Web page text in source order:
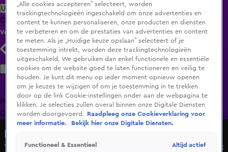
Uitzending Gemist Populaire programma's Zenders Genres
ClipsFilmsRadioSmart TV inlogShop
Volg KIJK
Zoeken
HomeUitzending Gemist Programma's De Bondgenoten
OranjezomerLivestreamsShop
Verdwaalde pelikaan na twee weken gevangen: 'Gewacht
„Alle cookies accepteren” selecteert, worden
trackingtechnologieën ingeschakeld om onze advertenties en
content te kunnen personaliseren, onze producten en diensten
te verbeteren en om de prestaties van advertenties en content
te meten. Als je „Huidige keuze opslaan” selecteert of je
toestemming intrekt, worden deze trackingtechnologieën
uitgeschakeld. We gebruiken dan enkel functionele en essentiële
cookies om de website goed te laten functioneren en veilig te
houden. Je kunt dit menu op ieder moment opnieuw openen
om je keuzes te wijzigen of om je toestemming in te trekken
door op de link Cookie-instellingen onder aan de webpagina te
klikken. Je selecties zullen overal binnen onze Digitale Diensten
worden doorgevoerd.
Raadpleeg onze Cookieverklaring voor
meer informatie.
Bekijk hier onze Digitale Diensten.
Functioneel & Essentieel Altijd actief